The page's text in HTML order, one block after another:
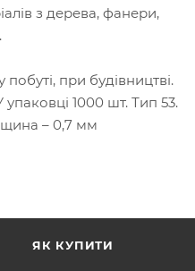
з дерева, фанери,
при будівництві.
1000 шт. Тип 53.
– 0,7 мм
ЯК КУПИТИ